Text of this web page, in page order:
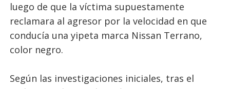
luego de que la víctima supuestamente
reclamara al agresor por la velocidad en que
conducía una yipeta marca Nissan Terrano,
color negro.
Según las investigaciones iniciales, tras el